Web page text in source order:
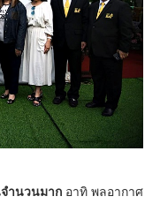
ำนวนมากอาทิ พลอากาศ